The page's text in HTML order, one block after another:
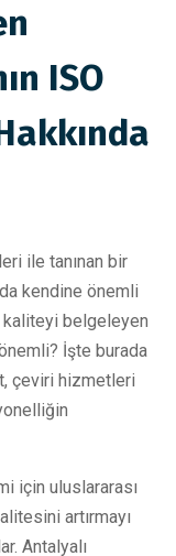
ISO
ile tanınan bir
kendine önemli
kaliteyi belgeleyen
İşte burada
çeviri hizmetleri
için uluslararası
artırmayı
Antalyalı